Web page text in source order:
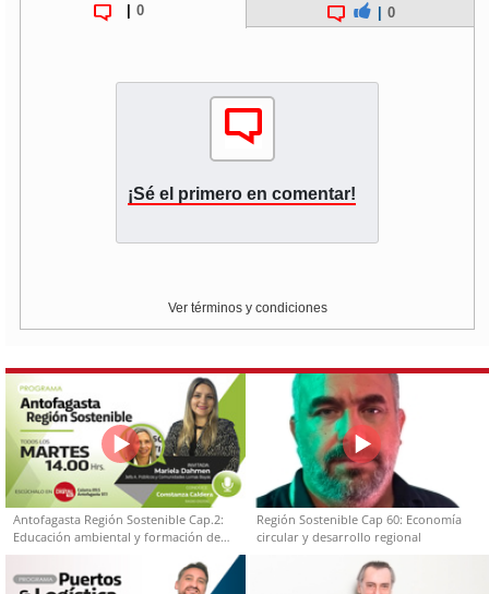
0 0
¡Sé el primero en comentar!
Ver términos y condiciones
Antofagasta Región Sostenible Cap.2:
Educación ambiental y formación de
capacidades técnicas
Región Sostenible Cap 60: Economía
circular y desarrollo regional